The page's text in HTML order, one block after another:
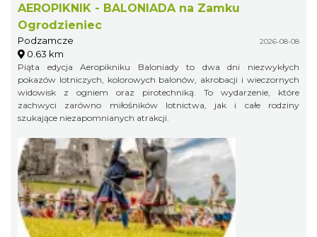
AEROPIKNIK - BALONIADA na Zamku
Ogrodzieniec
Podzamcze 2026-08-08
0.63 km
Piąta edycja Aeropikniku Baloniady to dwa dni niezwykłych
pokazów lotniczych, kolorowych balonów, akrobacji i wieczornych
widowisk z ogniem oraz pirotechniką. To wydarzenie, które
zachwyci zarówno miłośników lotnictwa, jak i całe rodziny
szukające niezapomnianych atrakcji.